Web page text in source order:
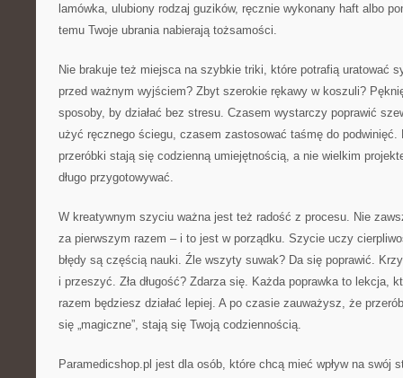
lamówka, ulubiony rodzaj guzików, ręcznie wykonany haft albo
temu Twoje ubrania nabierają tożsamości.
Nie brakuje też miejsca na szybkie triki, które potrafią uratować
przed ważnym wyjściem? Zbyt szerokie rękawy w koszuli?
sposoby, by działać bez stresu. Czasem wystarczy poprawić
użyć ręcznego ściegu, czasem zastosować taśmę do podwinięć.
przeróbki stają się codzienną umiejętnością, a nie wielkim
długo przygotowywać.
W kreatywnym szyciu ważna jest też radość z procesu. Nie
za pierwszym razem – i to jest w porządku. Szycie uczy
błędy są częścią nauki. Źle wszyty suwak? Da się poprawić.
i przeszyć. Zła długość? Zdarza się. Każda poprawka to lekcja,
razem będziesz działać lepiej. A po czasie zauważysz, że
się „magiczne”, stają się Twoją codziennością.
Paramedicshop.pl jest dla osób, które chcą mieć wpływ na swój